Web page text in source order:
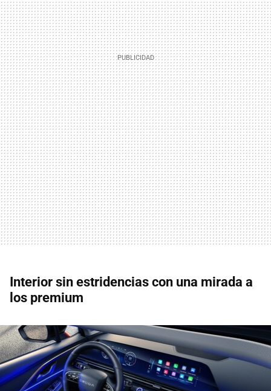
Interior sin estridencias con una mirada a
los premium